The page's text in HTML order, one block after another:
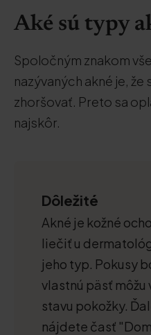
Aké sú typy
Spoločným znakom
nazývaných akné je, že
zhoršovať. Preto sa
najskôr.
Dôležité
Akné je kožné
liečiť u
jeho typ. Pokusy
vlastnú päsť môžu
stavu pokožky.
nájdete časť